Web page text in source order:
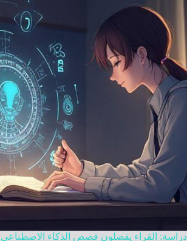
دراسة: القراء يفضلون قصص الذكاء